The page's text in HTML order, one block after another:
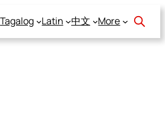
Tagalog Latin 中文 More